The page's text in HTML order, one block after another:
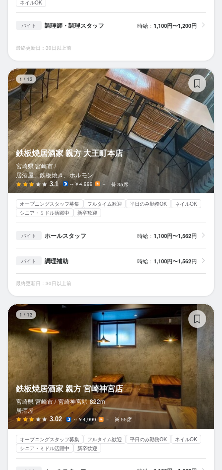
ネイルOK
バイト 調理師・調理スタッフ 時給： 1,100円〜1,200円
最終更新日：30日以上前
1 / 13
鉄板焼居酒家 親方 大王町本店
宮崎県 宮崎市 /
居酒屋、鉄板焼き、ホルモン
3.1 ～￥4,999 － 35席
オープニングスタッフ募集 フルタイム歓迎 平日のみ勤務OK
ネイルOK
シニア・ミドル活躍中
新卒歓迎
バイト ホールスタッフ 時給： 1,100円〜1,562円
バイト 調理補助 時給： 1,100円〜1,562円
最終更新日：30日以上前
1 / 13
鉄板焼居酒家 親方 宮崎神宮店
宮崎県 宮崎市 / 宮崎神宮駅 822m
居酒屋
3.02 ～￥4,999 － 55席
オープニングスタッフ募集 フルタイム歓迎 平日のみ勤務OK
ネイルOK
シニア・ミドル活躍中
新卒歓迎